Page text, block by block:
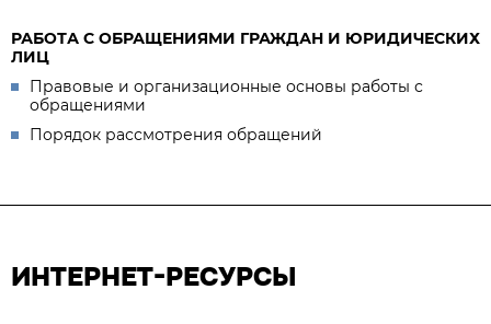
РАБОТА С ОБРАЩЕНИЯМИ ГРАЖДАН И ЮРИДИЧЕСКИХ
ЛИЦ
Правовые и организационные основы работы с
обращениями
Порядок рассмотрения обращений
ИНТЕРНЕТ-РЕСУРСЫ